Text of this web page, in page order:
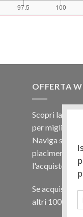
OFFERTA
Scopri la
per migliaia
Naviga sul
piacimento e
l'acquisto
Se acquisti
altri 100 € in